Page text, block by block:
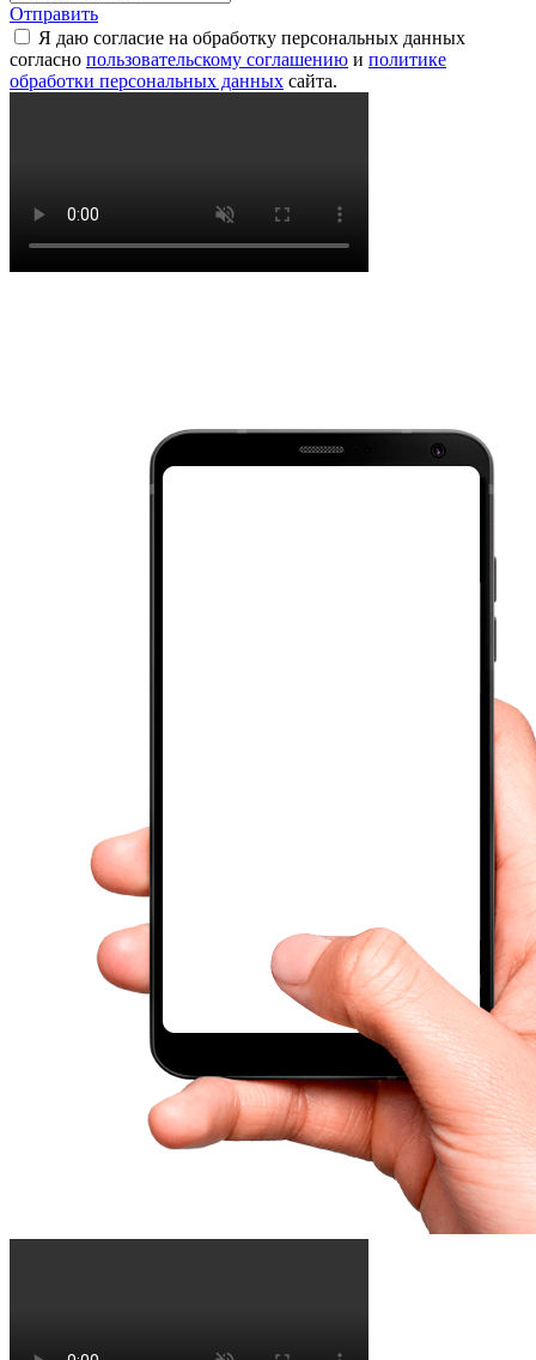
Отправить
Я даю согласие на обработку персональных данных
согласно пользовательскому соглашению и политике
обработки персональных данных сайта.